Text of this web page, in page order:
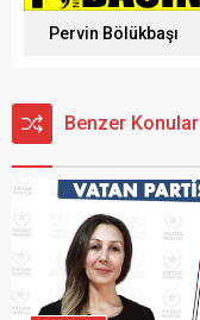
Pervin Bölükbaşı
Benzer Konular